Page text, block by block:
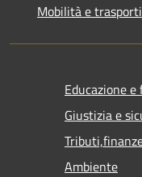
Mobilità e trasporti
Educazione
Giustizia e
Ambiente